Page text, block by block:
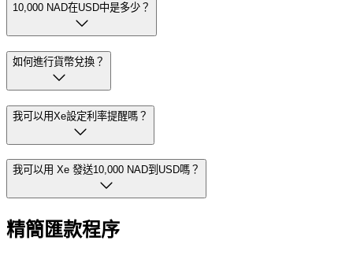
10,000 NAD在USD中是多少？
如何進行貨幣兌換？
我可以用Xe設定利率提醒嗎？
我可以用 Xe 發送10,000 NAD到USD嗎？
精簡匯款程序